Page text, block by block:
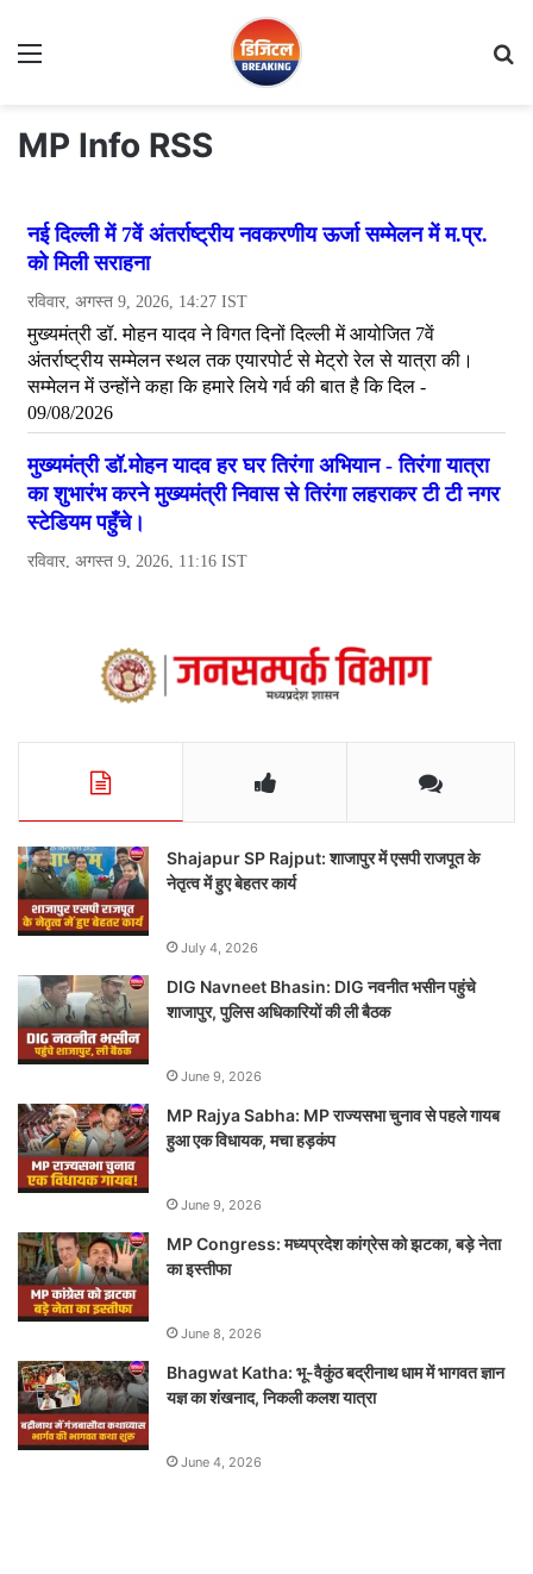
Menu
MP Info RSS
Shajapur SP Rajput: शाजापुर में एसपी राजपूत के
नेतृत्व में हुए बेहतर कार्य
July 4, 2026
DIG Navneet Bhasin: DIG नवनीत भसीन पहुंचे
शाजापुर, पुलिस अधिकारियों की ली बैठक
June 9, 2026
MP Rajya Sabha: MP राज्यसभा चुनाव से पहले गायब
हुआ एक विधायक, मचा हड़कंप
June 9, 2026
MP Congress: मध्यप्रदेश कांग्रेस को झटका, बड़े नेता
का इस्तीफा
June 8, 2026
Bhagwat Katha: भू-वैकुंठ बद्रीनाथ धाम में भागवत ज्ञान
यज्ञ का शंखनाद, निकली कलश यात्रा
June 4, 2026